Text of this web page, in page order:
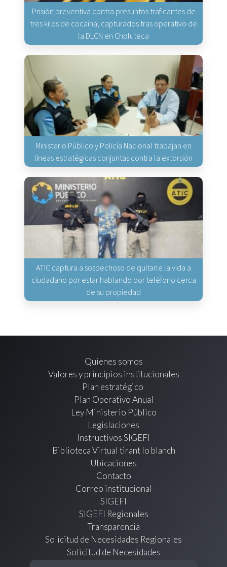
Prisión preventiva contra presuntos traficantes de
tres kilos de cocaína, capturados tras operativo de
la DLCN en Choluteca
Ministerio Público y Policía Nacional trabajan en
líneas estratégicas conjuntas contra la extorsión
ATIC captura a sospechoso de quitarle la vida a
ciudadano por estar hablando por teléfono cerca
de su propiedad
Quienes somos
Valores y principios institucionales
Plan estratégico
Plan Operativo Anual
Ley Ministerio Público
Legislaciones
Instructivos SIGEFI
Biblioteca Virtual tirant lo blanch
Ubicaciones
Contacto
Correo institucional
SIGEFI
SIGEFI Regionales
Transparencia
Solicitud de Necesidades Regionales
Solicitud de Necesidades